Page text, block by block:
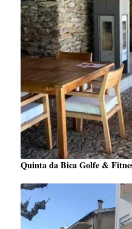
Quinta da Bica Golfe &